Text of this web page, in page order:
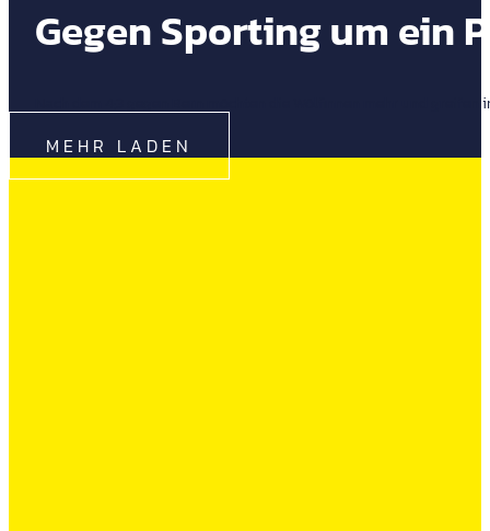
Gegen Sporting um ein
Nach dem 4:3 gegen Bern möchten die Wölfinnen mehr und
MEHR LADEN